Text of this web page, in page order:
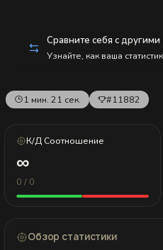
Сравните себя с другими
Узнайте, как ваша
1 мин. 21 сек. #11882
К/Д Соотношение
∞
0 / 0
Обзор статистики